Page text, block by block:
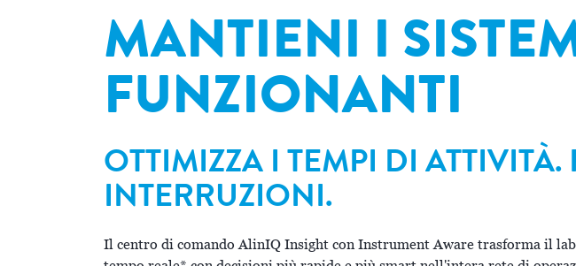
MANTIENI I
FUNZIONANTI
OTTIMIZZA I TEMPI DI
INTERRUZIONI.
Il centro di comando AlinIQ Insight con Instrument Aware trasforma il